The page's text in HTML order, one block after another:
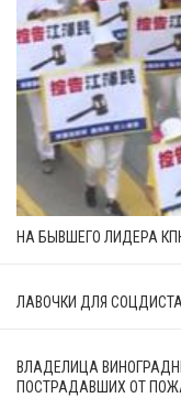
НА БЫВШЕГО ЛИДЕРА
ЛАВОЧКИ ДЛЯ
ВЛАДЕЛИЦА
ПОСТРАДАВШИХ ОТ